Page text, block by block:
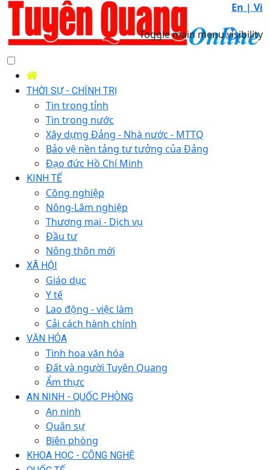
En | Vi
Toggle main menu visibility
THỜI SỰ - CHÍNH TRỊ
Tin trong tỉnh
Tin trong nước
Xây dựng Đảng - Nhà nước - MTTQ
Bảo vệ nền tảng tư tưởng của Đảng
Đạo đức Hồ Chí Minh
KINH TẾ
Công nghiệp
Nông-Lâm nghiệp
Thương mại - Dịch vụ
Đầu tư
Nông thôn mới
XÃ HỘI
Giáo dục
Y tế
Lao động - việc làm
Cải cách hành chính
VĂN HÓA
Tinh hoa văn hóa
Đất và người Tuyên Quang
Ẩm thực
AN NINH - QUỐC PHÒNG
An ninh
Quân sự
Biên phòng
KHOA HỌC - CÔNG NGHỆ